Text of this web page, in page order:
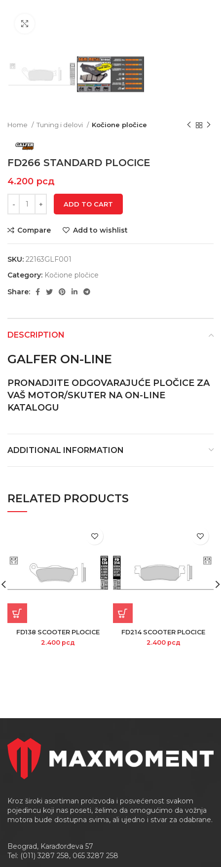
Home Tuning i delovi Kočione pločice
FD266 STANDARD PLOCICE
4.200 рсд
ADD TO CART
Compare Add to wishlist
SKU: 22163GLF001
Category: Kočione pločice
Share:
DESCRIPTION
GALFER ON-LINE
PRONADJITE ODGOVARAJUĆE PLOČICE ZA
VAŠ MOTOR/SKUTER NA ON-LINE
KATALOGU
ADDITIONAL INFORMATION
RELATED PRODUCTS
FD138 SCOOTER PLOCICE
2.400 рсд
FD214 SCOOTER PLOCICE
2.400 рсд
Kroz široki asortiman proizvoda i posvećenost svakom
pojedincu koji nas poseti, želimo da omogućimo da vožnja
motora bude dostupna svima, ali ujedno i stvar za odabrane.
Beograd, Karađorđeva 57
Tel: (011) 3287 258, 065 3287 258